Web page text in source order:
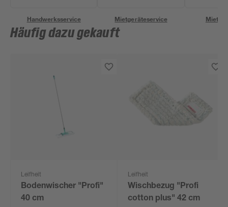
Handwerksservice Mietgeräteservice
Häufig dazu gekauft
Leifheit
Bodenwischer "Profi"
40 cm
Leifheit
Wischbezug "Profi
cotton plus" 42 cm